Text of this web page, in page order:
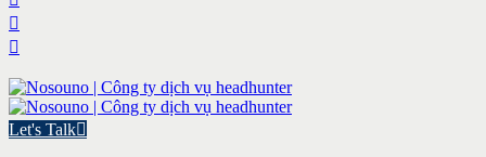
Let's Talk